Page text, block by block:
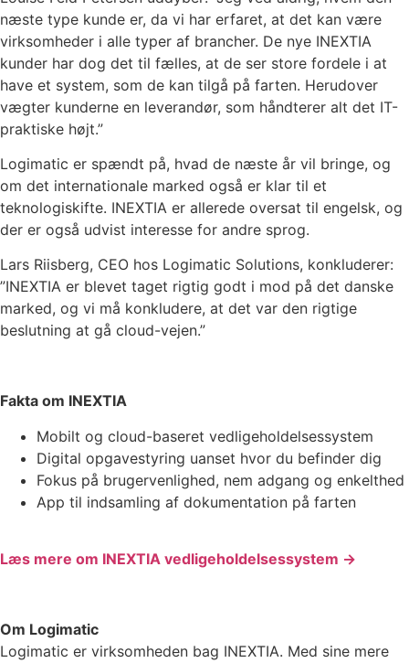
næste type kunde er, da vi har erfaret, at det kan være
virksomheder i alle typer af brancher. De nye INEXTIA
kunder har dog det til fælles, at de ser store fordele i at
have et system, som de kan tilgå på farten. Herudover
vægter kunderne en leverandør, som håndterer alt det IT-
praktiske højt.”
Logimatic er spændt på, hvad de næste år vil bringe, og
om det internationale marked også er klar til et
teknologiskifte. INEXTIA er allerede oversat til engelsk, og
der er også udvist interesse for andre sprog.
Lars Riisberg, CEO hos Logimatic Solutions, konkluderer:
”INEXTIA er blevet taget rigtig godt i mod på det danske
marked, og vi må konkludere, at det var den rigtige
beslutning at gå cloud-vejen.”
Fakta om INEXTIA
Mobilt og cloud-baseret vedligeholdelsessystem
Digital opgavestyring uanset hvor du befinder dig
Fokus på brugervenlighed, nem adgang og enkelthed
App til indsamling af dokumentation på farten
Læs mere om INEXTIA vedligeholdelsessystem →
Om Logimatic
Logimatic er virksomheden bag INEXTIA. Med sine mere